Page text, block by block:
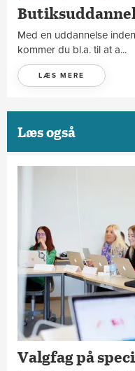
Med en uddannelse
kommer du bl.a. til at a...
LÆS MERE
Læs også
Valgfag på